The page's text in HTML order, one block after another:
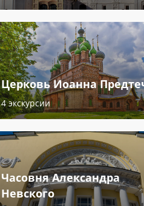
Церковь Иоанна
4 экскурсии
Часовня Александра
Невского